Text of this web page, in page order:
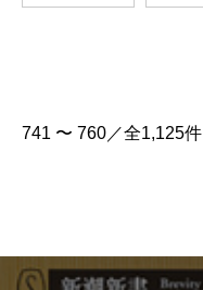
741 〜 760／全1,125件